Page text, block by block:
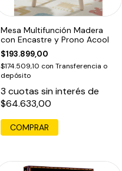
Mesa Multifunción Madera
con Encastre y Prono Acool
$193.899,00
$174.509,10 con Transferencia o
depósito
3 cuotas sin interés de
$64.633,00